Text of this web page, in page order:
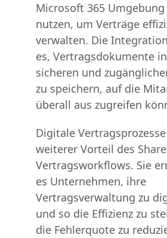
Microsoft 365
nutzen, um Verträge
verwalten. Die
es, Vertragsdokumente
sicheren und
zu speichern, auf die
überall aus zugreifen
Digitale
weiterer Vorteil des
Vertragsworkflows. Sie
es Unternehmen, ihre
Vertragsverwaltung zu
und so die Effizienz zu
die Fehlerquote zu